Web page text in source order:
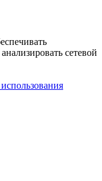
сетевой